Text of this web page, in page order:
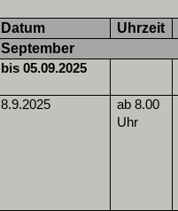
Datum Uhrzeit
September
bis 05.09.2025
8.9.2025
ab 8.00
Uhr